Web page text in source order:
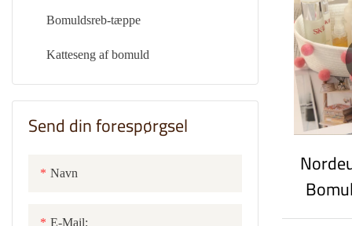
Pilopbevaringsbakker
Pile blomsterkurv
Flettet håndtaske
Bomuldsreb-tæppe
Katteseng af bomuld
Send din forespørgsel
Navn
E-Mail: med